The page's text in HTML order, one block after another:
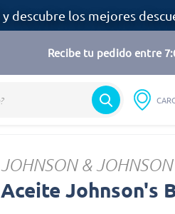
y descubre los mejores
Recibe tu pedido entre
JOHNSON & JOHNSON
Aceite Johnson's